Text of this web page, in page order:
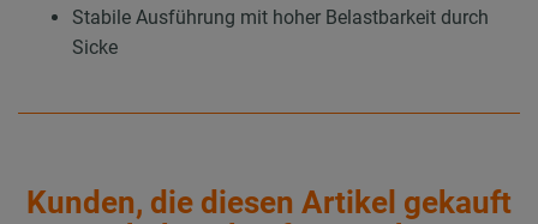
Stabile Ausführung mit hoher Belastbarkeit durch
Sicke
Kunden, die diesen Artikel gekauft